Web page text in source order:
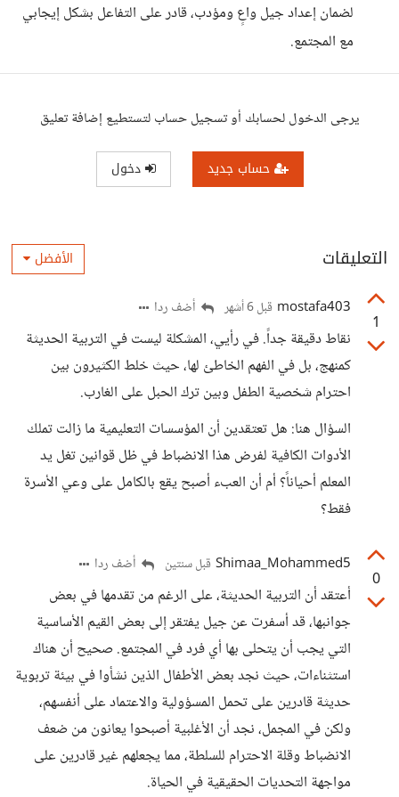
لضمان إعداد جيل واعٍ ومؤدب، قادر على التفاعل بشكل إيجابي
مع المجتمع.
يرجى الدخول لحسابك أو تسجيل حساب لتستطيع إضافة تعليق
حساب جديد دخول
التعليقات الأفضل
1
mostafa403 قبل 6 أشهر أضف ردا
نقاط دقيقة جداً. في رأيي، المشكلة ليست في التربية الحديثة
كمنهج، بل في الفهم الخاطئ لها، حيث خلط الكثيرون بين
احترام شخصية الطفل وبين ترك الحبل على الغارب.
السؤال هنا: هل تعتقدين أن المؤسسات التعليمية ما زالت تملك
الأدوات الكافية لفرض هذا الانضباط في ظل قوانين تغل يد
المعلم أحياناً؟ أم أن العبء أصبح يقع بالكامل على وعي الأسرة
فقط؟
0
Shimaa_Mohammed5 قبل سنتين أضف ردا
أعتقد أن التربية الحديثة، على الرغم من تقدمها في بعض
جوانبها، قد أسفرت عن جيل يفتقر إلى بعض القيم الأساسية
التي يجب أن يتحلى بها أي فرد في المجتمع. صحيح أن هناك
استثناءات، حيث نجد بعض الأطفال الذين نشأوا في بيئة تربوية
حديثة قادرين على تحمل المسؤولية والاعتماد على أنفسهم،
ولكن في المجمل، نجد أن الأغلبية أصبحوا يعانون من ضعف
الانضباط وقلة الاحترام للسلطة، مما يجعلهم غير قادرين على
مواجهة التحديات الحقيقية في الحياة.